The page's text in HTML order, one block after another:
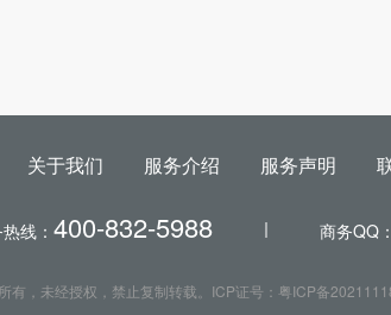
关于我们 服务介绍 服务声明
线： 400-832-5988 商务QQ：
，未经授权，禁止复制转载。ICP证号：粤ICP备